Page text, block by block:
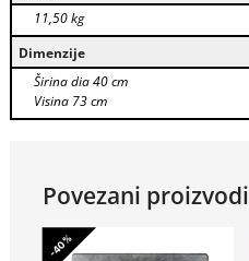
11,50 kg
Dimenzije
Širina dia 40 cm
Visina 73 cm
Povezani proizvodi
-40%